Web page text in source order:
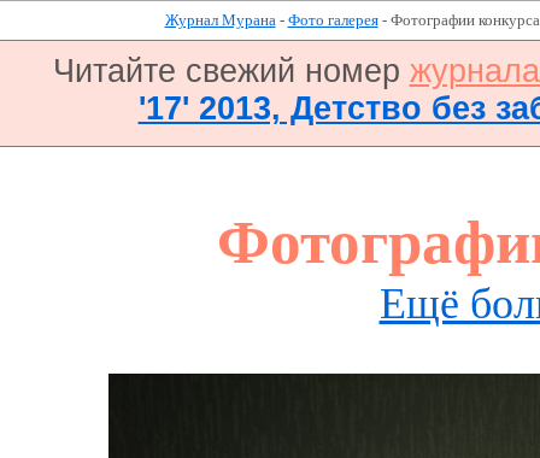
Журнал Мурана- Фото галерея- Фотографии
Читайте свежий номер
'17' 2013, Детство без
Ещё